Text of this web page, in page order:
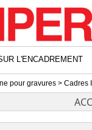
L'ENCADREMENT
pour gravures > Cadres